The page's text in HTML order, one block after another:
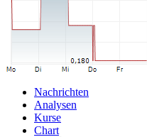
Nachrichten
Analysen
Kurse
Chart